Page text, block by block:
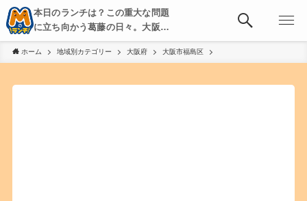
本日のランチは？この重大な問題
に立ち向かう葛藤の日々。大阪・
京都・神戸を中心とした食べ歩
き、飲み歩きを綴る。
ホーム 地域別カテゴリー 大阪府 大阪市福島区